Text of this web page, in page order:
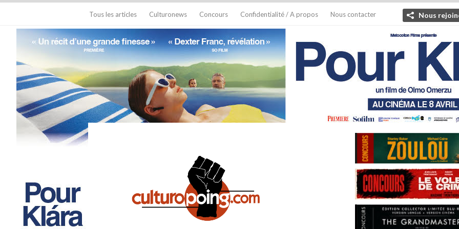
Tous les articles Culturonews Concours Confidentialité / A propos Nous contacter Nous